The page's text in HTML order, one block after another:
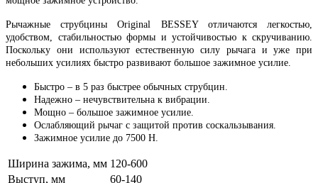
Рычажные струбцины Original BESSEY отличаются легкостью,
удобством, стабильностью формы и устойчивостью к скручиванию.
Поскольку они используют естественную силу рычага и уже при
небольших усилиях быстро развивают большое зажимное усилие.
Быстро – в 5 раз быстрее обычных струбцин.
Надежно – нечувствительна к вибрации.
Мощно – большое зажимное усилие.
Ослабляющий рычаг с защитой против соскальзывания.
Зажимное усилие до 7500 Н.
Ширина зажима, мм 120-600
Выступ, мм
60-140